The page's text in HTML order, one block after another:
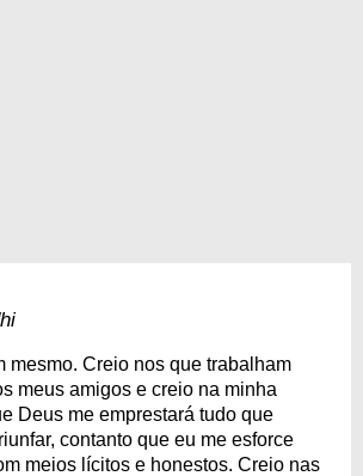
mesmo. Creio nos que trabalham
meus amigos e creio na minha
Deus me emprestará tudo que
contanto que eu me esforce
meios lícitos e honestos. Creio nas